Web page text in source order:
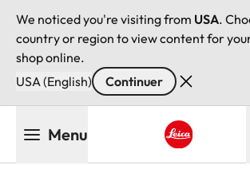
We noticed you're visiting from USA.
country or region to view content for
shop online.
USA (English)
Continuer
Menu